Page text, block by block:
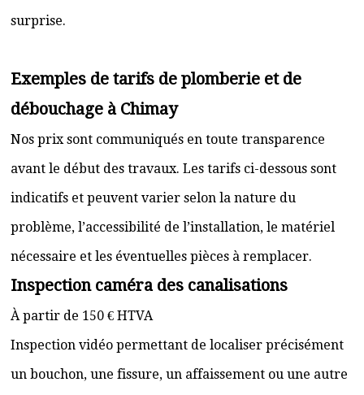
surprise.
Exemples de tarifs de plomberie et de
débouchage à Chimay
Nos prix sont communiqués en toute transparence
avant le début des travaux. Les tarifs ci-dessous sont
indicatifs et peuvent varier selon la nature du
problème, l’accessibilité de l’installation, le matériel
nécessaire et les éventuelles pièces à remplacer.
Inspection caméra des canalisations
À partir de 150 € HTVA
Inspection vidéo permettant de localiser précisément
un bouchon, une fissure, un affaissement ou une autre